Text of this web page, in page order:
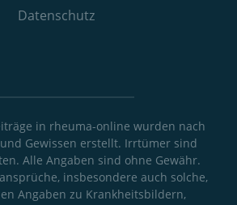
Datenschutz
in rheuma-online wurden nach
Gewissen erstellt. Irrtümer sind
Alle Angaben sind ohne Gewähr.
insbesondere auch solche,
Angaben zu Krankheitsbildern,